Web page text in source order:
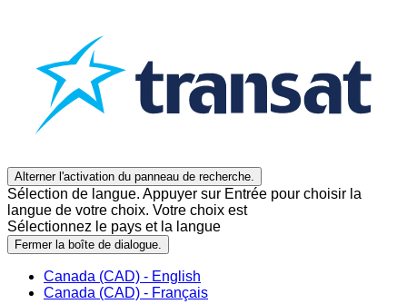
Alterner l'activation du panneau de recherche.
Sélection de langue. Appuyer sur Entrée pour choisir la
langue de votre choix. Votre choix est
Sélectionnez le pays et la langue
Fermer la boîte de dialogue.
Canada (CAD) - English
Canada (CAD) - Français